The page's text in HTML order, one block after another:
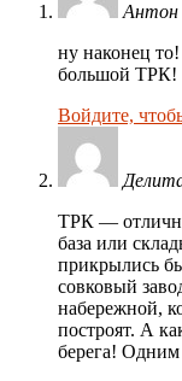
Антон
ну наконец
большой ТРК!
Войдите,
ТРК —
база или
прикрылись
совковый
набережной,
построят. А
берега!